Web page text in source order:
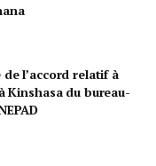
l’accord relatif à
Kinshasa du bureau-